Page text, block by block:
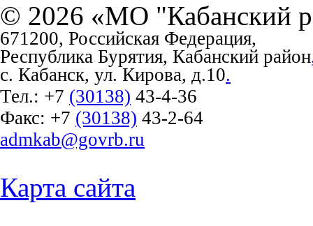
© 2026 «МО "Кабанский
671200, Российская Федерация,
Республика Бурятия, Кабанский район
с. Кабанск, ул. Кирова, д.10.
Тел.: +7 (30138) 43-4-36
Факс: +7 (30138) 43-2-64
admkab@govrb.ru
Карта сайта